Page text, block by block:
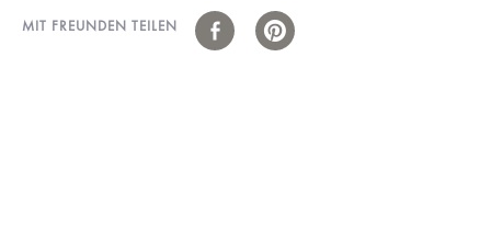
MIT FREUNDEN TEILEN